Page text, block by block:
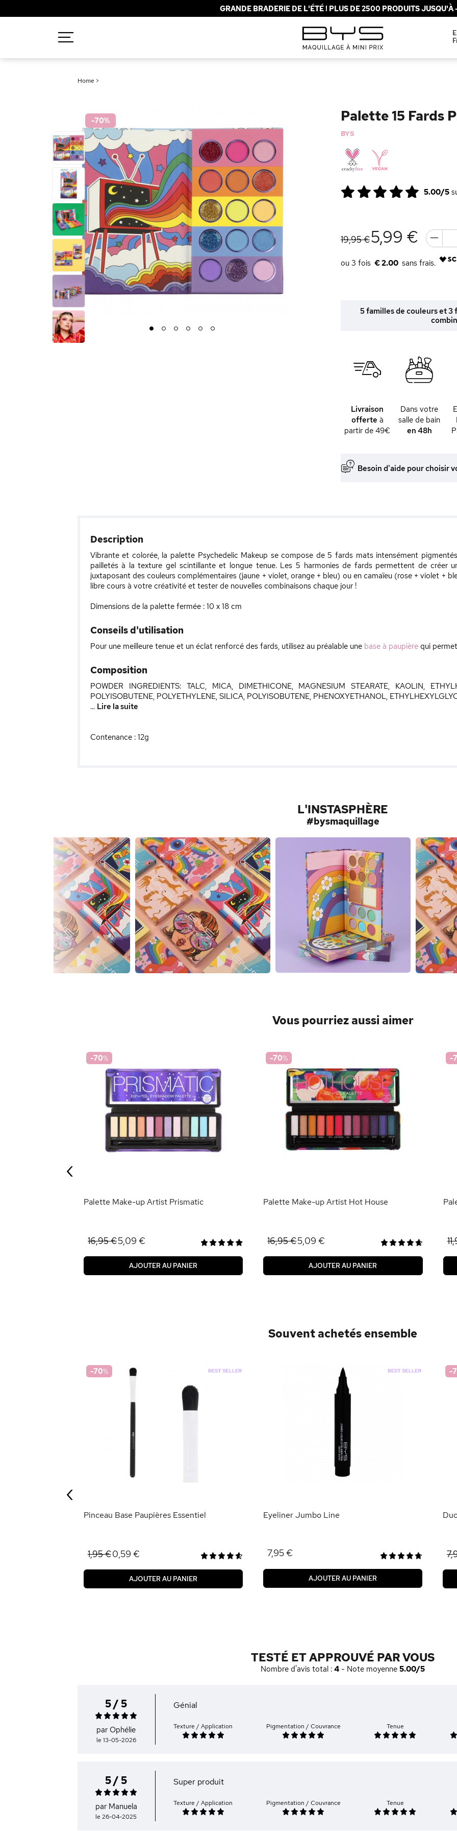
GRANDE BRADERIE DE L'ÉTÉ ! PLUS DE 2500 PRODUITS JUSQU'À
Home >
-70%
1 2 3 4 5 6
Palette 15 Fards
BYS
5.00/5
19,95 €5,99 €
€ 2.00
5 familles de couleurs et
Livraison
offerte à
partir de 49€
Dans votre
salle de bain
en 48h
Besoin d'aide pour choisir
Description
Vibrante et colorée, la palette Psychedelic Makeup se compose de 5 fards mats intensément
pailletés à la texture gel scintillante et longue tenue. Les 5 harmonies de fards permettent de créer
juxtaposant des couleurs complémentaires (jaune + violet, orange + bleu) ou en camaïeu (rose + violet +
libre cours à votre créativité et tester de nouvelles combinaisons chaque jour !
Dimensions de la palette fermée : 10 x 18 cm
Conseils d'utilisation
Pour une meilleure tenue et un éclat renforcé des fards, utilisez au préalable une base à paupièrequi
Composition
POWDER INGREDIENTS: TALC, MICA, DIMETHICONE, MAGNESIUM STEARATE, KAOLIN,
POLYISOBUTENE, POLYETHYLENE, SILICA, POLYISOBUTENE, PHENOXYETHANOL,
... Lire la suite
Contenance : 12g
L'INSTASPHÈRE
#bysmaquillage
Vous pourriez aussi aimer
-70%
Palette Make-up Artist Prismatic
16,95 €5,09 €
AJOUTER AU PANIER
-70%
Palette Make-up Artist Hot House
16,95 €5,09 €
AJOUTER AU PANIER
-
‹
Souvent achetés ensemble
-70%
Pinceau Base Paupières Essentiel
1,95 €0,59 €
AJOUTER AU PANIER
Eyeliner Jumbo Line
7,95 €
AJOUTER AU PANIER
-
‹
TESTÉ ET APPROUVÉ PAR VOUS
Nombre d'avis total : 4 - Note moyenne 5.00/5
5 / 5
par Ophélie
le 13-05-2026
Génial
Texture / Application Pigmentation / Couvrance Tenue
5 / 5
par Manuela
le 26-04-2025
Super produit
Texture / Application Pigmentation / Couvrance Tenue
Palette
Solaire
Brumes
Blush
Rouge à Lèvres